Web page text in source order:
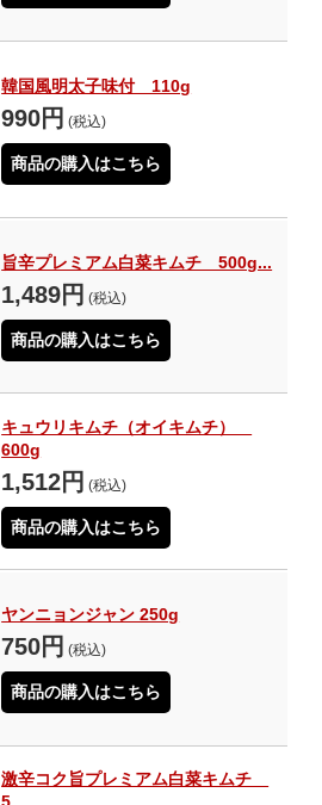
韓国風明太子味付 110g
990円 (税込)
商品の購入はこちら
旨辛プレミアム白菜キムチ 500g...
1,489円 (税込)
商品の購入はこちら
キュウリキムチ（オイキムチ）
600g
1,512円 (税込)
商品の購入はこちら
ヤンニョンジャン 250g
750円 (税込)
商品の購入はこちら
激辛コク旨プレミアム白菜キムチ